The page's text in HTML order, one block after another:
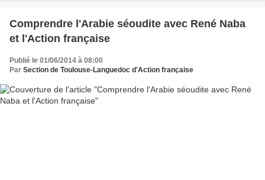
Comprendre l'Arabie séoudite avec René Naba
et l'Action française
Publié le 01/06/2014 à 08:00
Par Section de Toulouse-Languedoc d'Action française